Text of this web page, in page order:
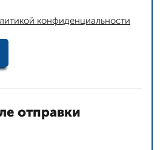
конфиденциальности
отправки